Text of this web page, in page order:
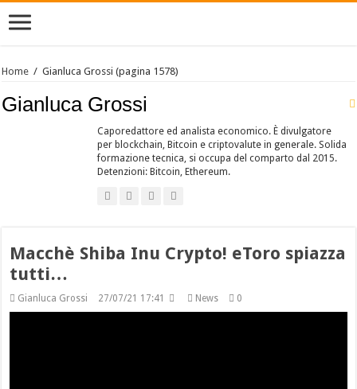
Home / Gianluca Grossi (pagina 1578)
Gianluca Grossi
Caporedattore ed analista economico. È divulgatore
per blockchain, Bitcoin e criptovalute in generale. Solida
formazione tecnica, si occupa del comparto dal 2015.
Detenzioni: Bitcoin, Ethereum.
Macchè Shiba Inu Crypto! eToro spiazza
tutti…
Gianluca Grossi 27/07/21 17:41 News 0